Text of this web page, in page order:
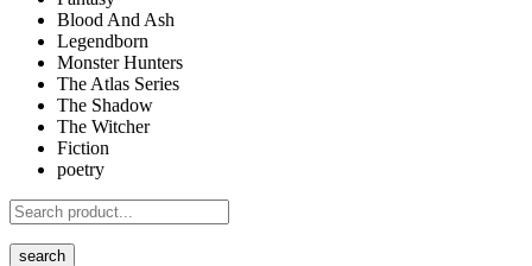
Blood And Ash
Legendborn
Monster Hunters
The Atlas Series
The Shadow
The Witcher
Fiction
poetry
search